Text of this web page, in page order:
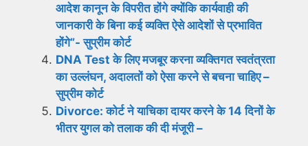
आदेश कानून के विपरीत होंगे क्योंकि कार्यवाही की
जानकारी के बिना कई व्यक्ति ऐसे आदेशों से प्रभावित
होंगे”- सुप्रीम कोर्ट
DNA Test के लिए मजबूर करना व्यक्तिगत स्वतंत्रता
का उल्लंघन, अदालतों को ऐसा करने से बचना चाहिए –
सुप्रीम कोर्ट
Divorce: कोर्ट ने याचिका दायर करने के 14 दिनों के
भीतर युगल को तलाक की दी मंजूरी –